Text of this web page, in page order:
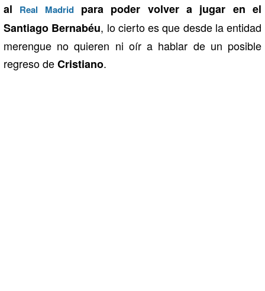
al
Real Madridpara poder volver a jugar en el
Santiago Bernabéu, lo cierto es que desde la entidad
merengue no quieren ni oír a hablar de un posible
regreso deCristiano.